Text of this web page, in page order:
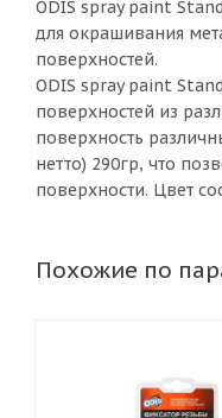
ODIS spray paint
для окрашивания
поверхностей.
ODIS spray paint
поверхностей из
поверхность
нетто) 290гр, что
поверхности. Цвет
Похожие по